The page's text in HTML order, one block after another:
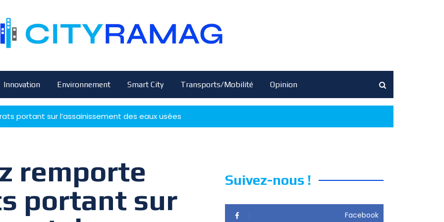
Innovation Environnement Smart City Transports/Mobilité Opinion
portant sur l’assainissement des eaux usées
remporte
portant sur
Suivez-nous !
Facebook